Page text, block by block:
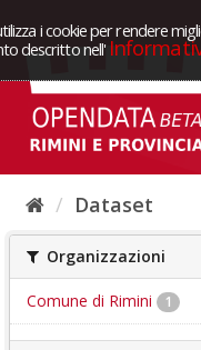
i cookie per rendere
descritto nell'
Dataset
Organizzazioni
Comune di Rimini 1